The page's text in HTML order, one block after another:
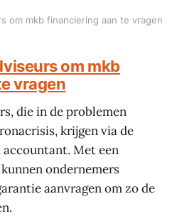
om mkb financiering aan te vragen
om mkb
vragen
die in de problemen
krijgen via de
accountant. Met een
ondernemers
aanvragen om zo de